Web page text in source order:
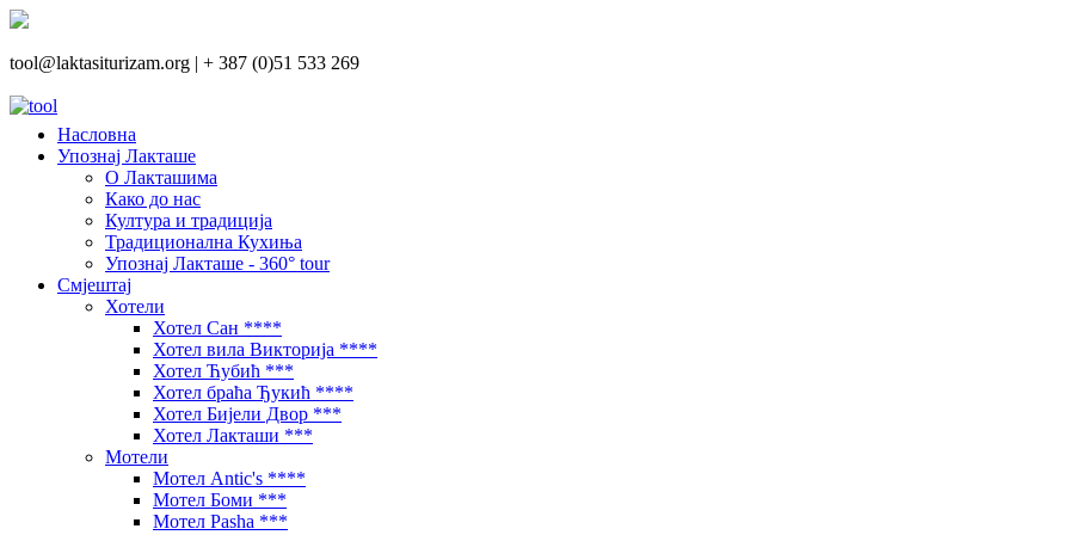
tool@laktasiturizam.org | + 387 (0)51 533 269
Насловна
Упознај Лакташе
О Лакташима
Како до нас
Култура и традиција
Традиционална Кухиња
Упознај Лакташе - 360° tour
Смјештај
Хотели
Хотел Сан ****
Хотел вила Викторија ****
Хотел Ћубић ***
Хотел браћа Ђукић ****
Хотел Бијели Двор ***
Хотел Лакташи ***
Мотели
Мотел Antic's ****
Мотел Боми ***
Мотел Pasha ***